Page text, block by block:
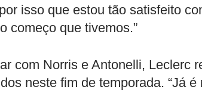
isso que estou tão satisfeito
começo que tivemos.”
com Norris e Antonelli, Leclerc
neste fim de temporada. “Já